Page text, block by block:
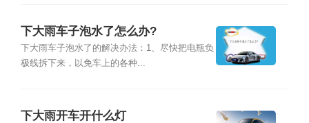
下大雨车子泡水了怎么办?
下大雨车子泡水了的解决办法：1、尽快把电瓶负
极线拆下来，以免车上的各种...
下大雨开车开什么灯